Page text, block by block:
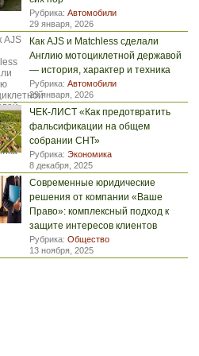
Рубрика: Автомобили
29 января, 2026
Как AJS и Matchless сделали
Англию мотоциклетной державой
— история, характер и техника
Рубрика: Автомобили
29 января, 2026
ЧЕК-ЛИСТ «Как предотвратить
фальсификации на общем
собрании СНТ»
Рубрика: Экономика
8 декабря, 2025
Современные юридические
решения от компании «Ваше
Право»: комплексный подход к
защите интересов клиентов
Рубрика: Общество
13 ноября, 2025